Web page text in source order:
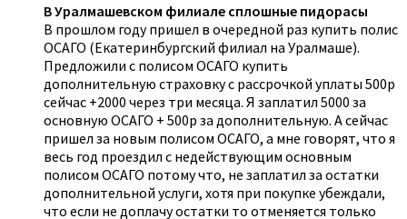
В Уралмашевском филиале сплошные пидорасы
В прошлом году пришел в очередной раз купить полис
ОСАГО (Екатеринбургский филиал на Уралмаше).
Предложили с полисом ОСАГО купить
дополнительную страховку с рассрочкой уплаты 500р
сейчас +2000 через три месяца. Я заплатил 5000 за
основную ОСАГО + 500р за дополнительную. А сейчас
пришел за новым полисом ОСАГО, а мне говорят, что я
весь год проездил с недействующим основным
полисом ОСАГО потому что, не заплатил за остатки
дополнительной услуги, хотя при покупке убеждали,
что если не доплачу остатки то отменяется только